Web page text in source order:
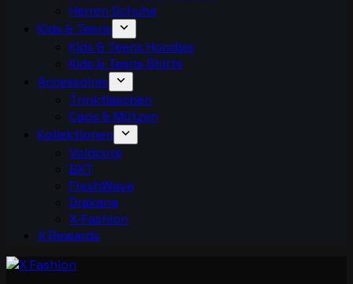
Herren Schuhe
Kids & Teens
Kids & Teens Hoodies
Kids & Teens Shirts
Accessoires
Trinkflaschen
Caps & Mützen
Kollektionen
Voidcore
BXT
FreshWave
Drakana
X-Fashion
X Rewards